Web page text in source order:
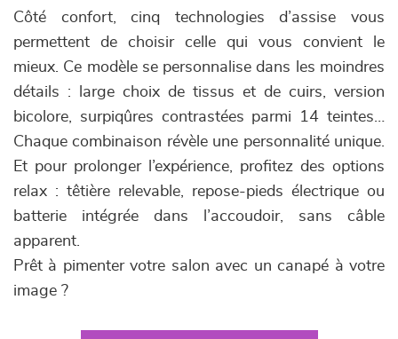
Côté confort, cinq technologies d’assise vous
permettent de choisir celle qui vous convient le
mieux. Ce modèle se personnalise dans les moindres
détails : large choix de tissus et de cuirs, version
bicolore, surpiqûres contrastées parmi 14 teintes…
Chaque combinaison révèle une personnalité unique.
Et pour prolonger l’expérience, profitez des options
relax : têtière relevable, repose-pieds électrique ou
batterie intégrée dans l’accoudoir, sans câble
apparent.
Prêt à pimenter votre salon avec un canapé à votre
image ?